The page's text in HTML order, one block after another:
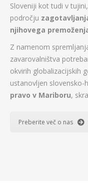
Sloveniji kot tudi v
področju
njihovega
Z namenom
zavarovalništva
okvirih globalizacijskih
ustanovljen slovensko-
pravo v Mariboru,
Preberite več o nas